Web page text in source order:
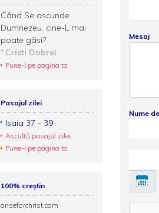
Mesaj
Nume
Când Se ascunde
Dumnezeu, cine-L mai
poate gãsi?
Cristi Dobrei
Pune-l pe pagina ta
Pasajul zilei
Isaia 37 - 39
Ascultă pasajul zilei
Pune-l pe pagina ta
100% creștin
ariseforchrist.com